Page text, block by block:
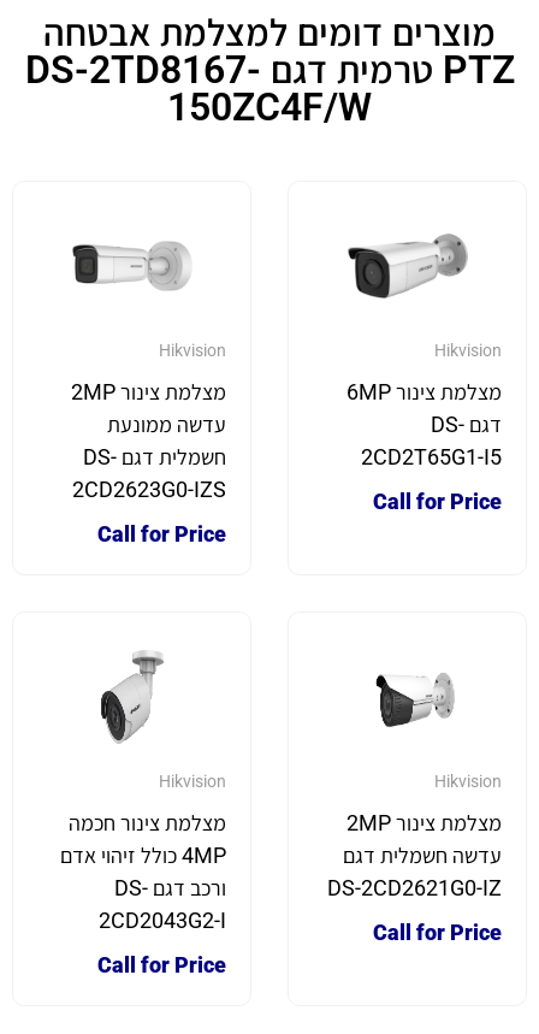
מוצרים דומים למצלמת אבטחה
PTZ טרמית דגם DS-2TD8167-
150ZC4F/W
Hikvision
מצלמת צינור 6MP
דגם DS-
2CD2T65G1-I5
Call for Price
Hikvision
מצלמת צינור 2MP
עדשה ממונעת
חשמלית דגם DS-
2CD2623G0-IZS
Call for Price
Hikvision
מצלמת צינור 2MP
עדשה חשמלית דגם
DS-2CD2621G0-IZ
Call for Price
Hikvision
מצלמת צינור חכמה
4MP כולל זיהוי אדם
ורכב דגם DS-
2CD2043G2-I
Call for Price